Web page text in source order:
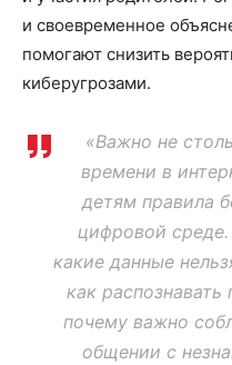
и своевременное
помогают снизить
киберугрозами.
«Важно не
времени в
детям правила
цифровой
какие данные
как
почему важно
общении с